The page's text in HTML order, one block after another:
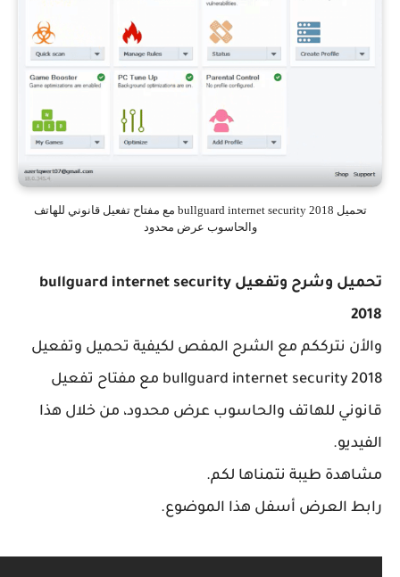
تحميل bullguard internet security 2018 مع مفتاح تفعيل قانوني للهاتف
والحاسوب عرض محدود
تحميل وشرح وتفعيل bullguard internet security
نترككم مع الشرح المفص لكيفية تحميل وتفعيل
bullguard internet security 2018 مع مفتاح تفعيل
للهاتف والحاسوب عرض محدود، من خلال هذا
طيبة نتمناها لكم.
العرض أسفل هذا الموضوع.